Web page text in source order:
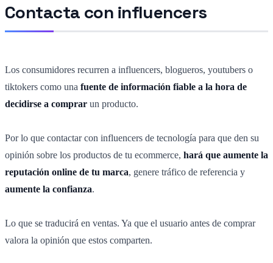
Contacta con influencers
Los consumidores recurren a influencers, blogueros, youtubers o
tiktokers como una fuente de información fiable a la hora de
decidirse a comprar un producto.
Por lo que contactar con influencers de tecnología para que den su
opinión sobre los productos de tu ecommerce, hará que aumente la
reputación online de tu marca, genere tráfico de referencia y
aumente la confianza.
Lo que se traducirá en ventas. Ya que el usuario antes de comprar
valora la opinión que estos comparten.